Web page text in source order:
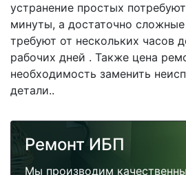
устранение простых
минуты, а достаточно
требуют от нескольких часов
рабочих дней . Также цена
необходимость заменить
детали..
Ремонт ИБП
Мы производим